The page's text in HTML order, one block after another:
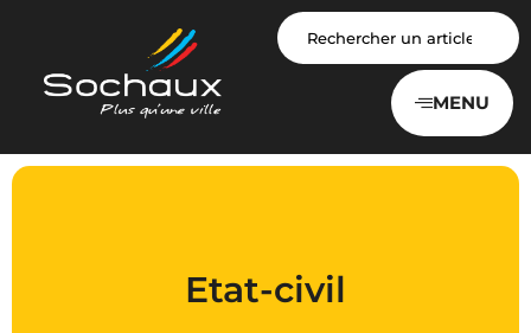
MENU
Etat-civil
Panneau de gestion des cookies